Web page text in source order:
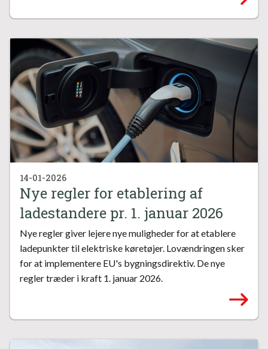
14-01-2026
Nye regler for etablering af
ladestandere pr. 1. januar 2026
Nye regler giver lejere nye muligheder for at etablere
ladepunkter til elektriske køretøjer. Lovændringen sker
for at implementere EU's bygningsdirektiv. De nye
regler træder i kraft 1. januar 2026.